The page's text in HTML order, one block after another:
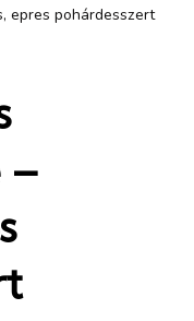
epres pohárdesszert
–